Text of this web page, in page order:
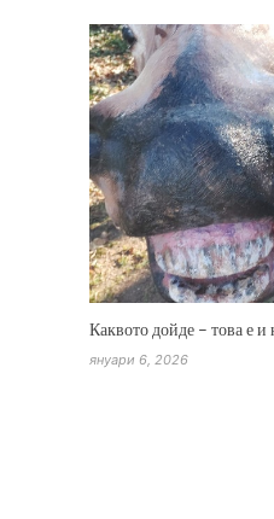
Каквото дойде – това е
януари 6, 2026